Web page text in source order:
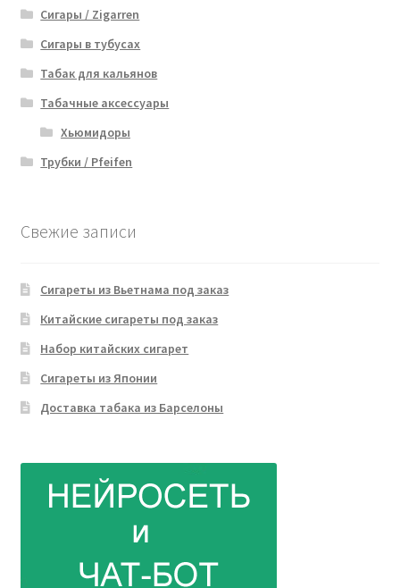
Сигары / Zigarren
Сигары в тубусах
Табак для кальянов
Табачные аксессуары
Хьюмидоры
Трубки / Pfeifen
Свежие записи
Сигареты из Вьетнама под заказ
Китайские сигареты под заказ
Набор китайских сигарет
Сигареты из Японии
Доставка табака из Барселоны